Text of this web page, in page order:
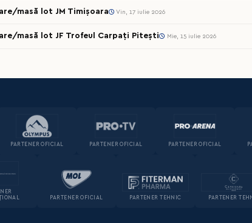
masă lot JM Timișoara Vin, 17 iulie 2026
masă lot JF Trofeul Carpați Pitești Mie, 15 iulie 2026
PARTENER OFICIAL PARTENER OFICIAL PARTENER OFICIAL
PARTENER OFICIAL PARTENER TEHNIC PARTENER